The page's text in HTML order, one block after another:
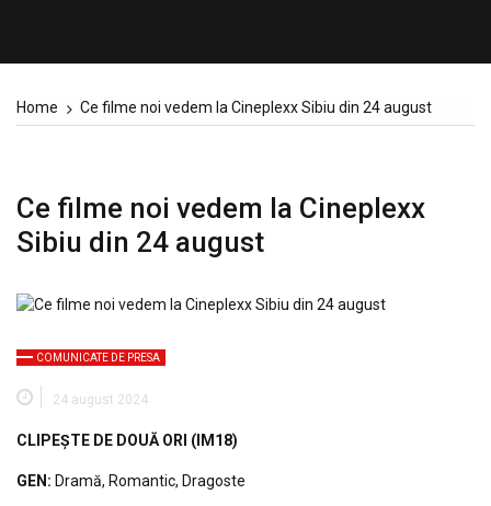
Home Ce filme noi vedem la Cineplexx Sibiu din 24 august
Ce filme noi vedem la Cineplexx
Sibiu din 24 august
COMUNICATE DE PRESA
24 august 2024
CLIPEȘTE DE DOUĂ ORI (IM18)
GEN: Dramă, Romantic, Dragoste